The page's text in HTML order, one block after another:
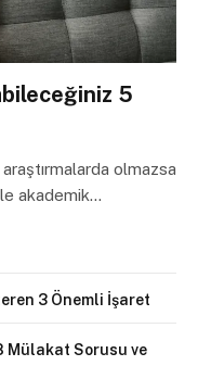
5
olmazsa
akademik…
3 Önemli İşaret
Mülakat Sorusu ve